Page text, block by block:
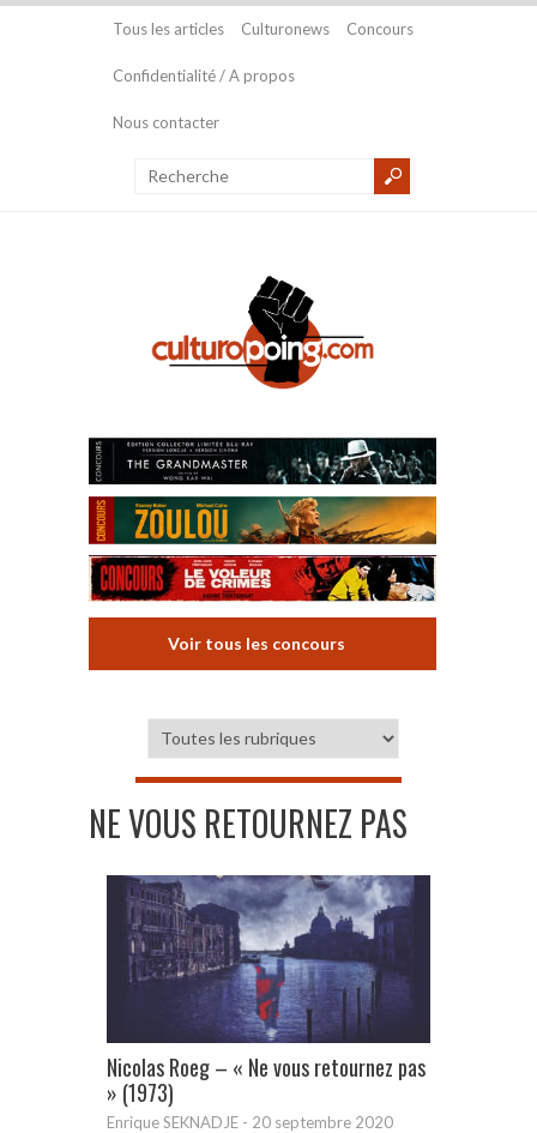
Tous les articles Culturonews Concours
Confidentialité / A propos
Nous contacter
Voir tous les concours
NE VOUS RETOURNEZ PAS
Nicolas Roeg – « Ne vous retournez pas
» (1973)
Enrique SEKNADJE - 20 septembre 2020